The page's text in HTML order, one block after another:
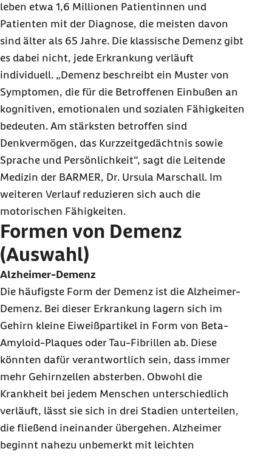
leben etwa 1,6 Millionen Patientinnen und
Patienten mit der Diagnose, die meisten davon
sind älter als 65 Jahre. Die klassische Demenz gibt
es dabei nicht, jede Erkrankung verläuft
individuell. „Demenz beschreibt ein Muster von
Symptomen, die für die Betroffenen Einbußen an
kognitiven, emotionalen und sozialen Fähigkeiten
bedeuten. Am stärksten betroffen sind
Denkvermögen, das Kurzzeitgedächtnis sowie
Sprache und Persönlichkeit“, sagt die Leitende
Medizin der BARMER, Dr. Ursula Marschall. Im
weiteren Verlauf reduzieren sich auch die
motorischen Fähigkeiten.
Formen von Demenz
(Auswahl)
Alzheimer-Demenz
Die häufigste Form der Demenz ist die Alzheimer-
Demenz. Bei dieser Erkrankung lagern sich im
Gehirn kleine Eiweißpartikel in Form von Beta-
Amyloid-Plaques oder Tau-Fibrillen ab. Diese
könnten dafür verantwortlich sein, dass immer
mehr Gehirnzellen absterben. Obwohl die
Krankheit bei jedem Menschen unterschiedlich
verläuft, lässt sie sich in drei Stadien unterteilen,
die fließend ineinander übergehen. Alzheimer
beginnt nahezu unbemerkt mit leichten